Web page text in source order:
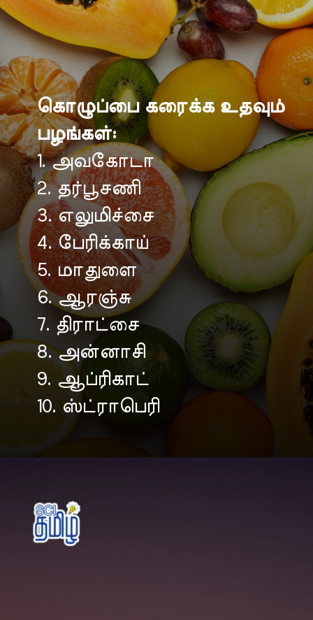
கொழுப்பை கரைக்க உதவும்
பழங்கள்:
1. அவகோடா
2. தர்பூசணி
3. எலுமிச்சை
4. பேரிக்காய்
5. மாதுளை
6. ஆரஞ்சு
7. திராட்சை
8. அன்னாசி
9. ஆப்ரிகாட்
10. ஸ்ட்ராபெரி